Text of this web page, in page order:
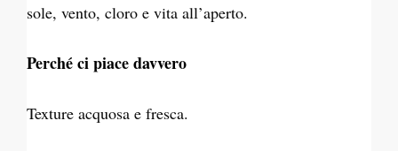
sole, vento, cloro e vita all’aperto.
Perché ci piace davvero
Texture acquosa e fresca.